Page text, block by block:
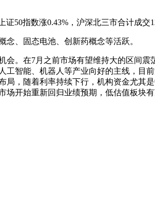
50指数涨0.43%，沪深北三市合计成交
、固态电池、创新药概念等活跃。
。在7月之前市场有望维持大的区间震
智能、机器人等产业向好的主线，目
，随着利率持续下行，机构资金尤其
开始重新回归业绩预期，低估值板块有